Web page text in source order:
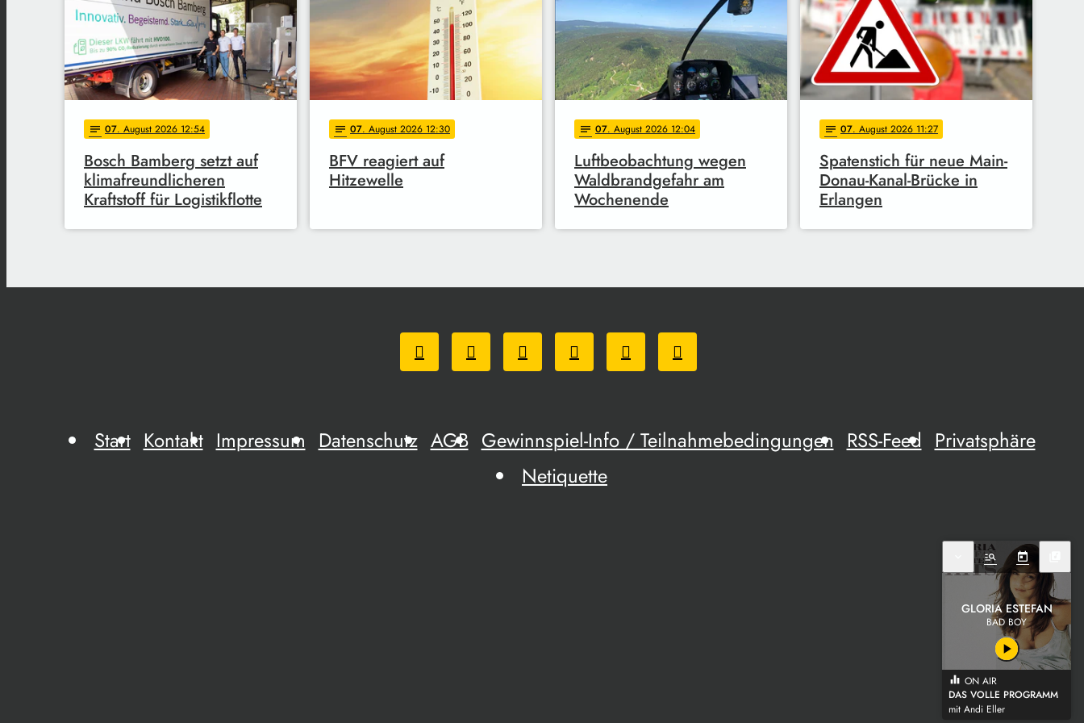
notes 07. August 2026 12:54
Bosch Bamberg setzt auf
klimafreundlicheren
Kraftstoff für Logistikflotte
notes 07. August 2026 12:30
BFV reagiert auf
Hitzewelle
notes 07. August 2026 12:04
Luftbeobachtung wegen
Waldbrandgefahr am
Wochenende
notes 07. August 2026 11:27
Spatenstich für neue Main-
Donau-Kanal-Brücke in
Erlangen
Start Kontakt Impressum Datenschutz AGB Gewinnspiel-Info / Teilnahmebedingungen RSS-Feed Privatsphäre
Netiquette
manage_search today
GLORIA ESTEFAN
BAD BOY
play_arrow
equalizer ON AIR
DAS VOLLE PROGRAMM
mit Andi Eller